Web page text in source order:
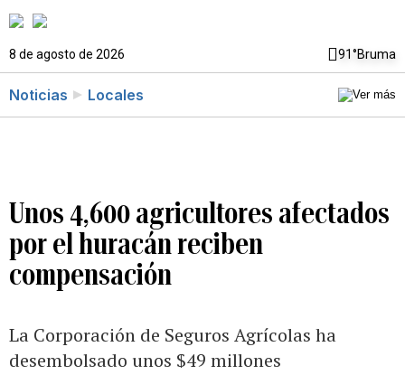
8 de agosto de 2026 91°Bruma
Noticias Locales
Unos 4,600 agricultores afectados
por el huracán reciben
compensación
La Corporación de Seguros Agrícolas ha
desembolsado unos $49 millones